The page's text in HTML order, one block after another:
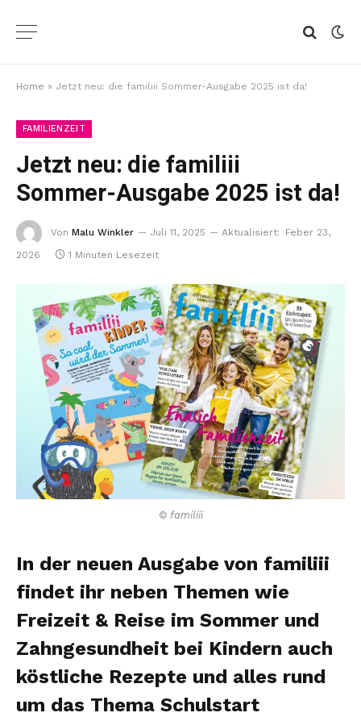
Home » Jetzt neu: die familiii Sommer-Ausgabe 2025 ist da!
FAMILIENZEIT
Jetzt neu: die familiii
Sommer-Ausgabe 2025 ist da!
Von Malu Winkler Juli 11, 2025 Aktualisiert:
Feber 23,
2026
1 Minuten Lesezeit
© familiii
In der neuen Ausgabe von familiii
findet ihr neben Themen wie
Freizeit & Reise im Sommer und
Zahngesundheit bei Kindern auch
köstliche Rezepte und alles rund
um das Thema Schulstart